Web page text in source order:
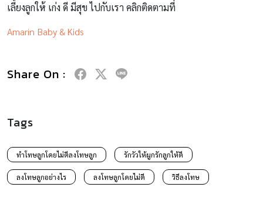
เลี้ยงลูกให้ เก่ง ดี มีสุข ไปกับเรา คลิกติดตามที่
Amarin Baby & Kids
Share On :
Tags
ทำโทษลูกโดยไม่ตีลงโทษลูก รักวัวให้ผูกรักลูกให้ตี
ลงโทษลูกอย่างไร ลงโทษลูกโดยไม่ตี วิธีลงโทษ